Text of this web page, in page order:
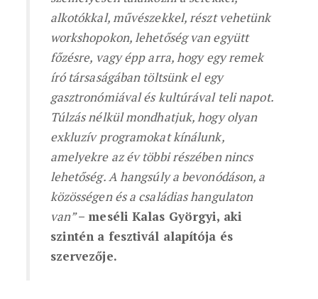
alkotókkal, művészekkel, részt vehetünk
workshopokon, lehetőség van együtt
főzésre, vagy épp arra, hogy egy remek
író társaságában töltsünk el egy
gasztronómiával és kultúrával teli napot.
Túlzás nélkül mondhatjuk, hogy olyan
exkluzív programokat kínálunk,
amelyekre az év többi részében nincs
lehetőség. A hangsúly a bevonódáson, a
közösségen és a családias hangulaton
van”– meséli Kalas Györgyi, aki
szintén a fesztivál alapítója és
szervezője.